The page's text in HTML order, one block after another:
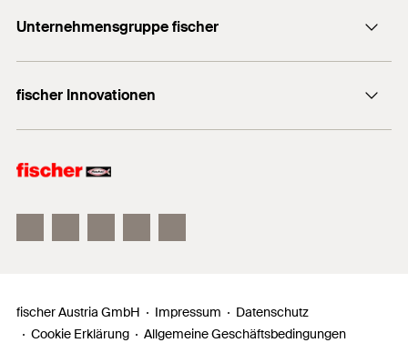
+43 (0) 2252 53730-0
Export
Händlersuche
Informationsmaterial
Unternehmensgruppe fischer
fischertechnik
fischer Innovationen
fischer FAZ II
fischer Austria GmbH Impressum
Datenschutz
Cookie Erklärung
Allgemeine Geschäftsbedingungen